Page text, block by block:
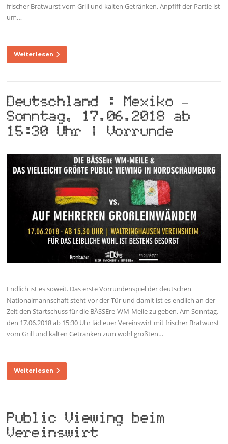
frischer Bratwurst vom Grill und kalten Getränken. Anpfiff der Partie ist
um…
Weiterlesen
Deutschland : Mexiko –
Sonntag, 17.06.2018 ab
15:30 Uhr | Vorrunde
Endlich ist es soweit. Das erste Vorrundenspiel der deutschen
Nationalmannschaft steht vor der Tür und damit ist es endlich an der
Zeit den Startschuss für die BÄSSEre-WM-Meile zu geben. Am Sonntag,
den 17.06.2018 ab 15:30 Uhr läd euer Vereinswirt mit frischer Bratwurst
vom Grill und kalten Getränken zum wohl größten…
Weiterlesen
Public Viewing beim
Vereinswirt